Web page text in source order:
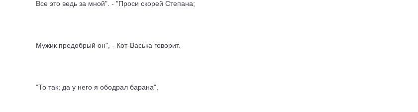
Все это ведь за мной". - "Проси скорей Степана;
Мужик предобрый он", - Кот-Васька говорит.
"То так; да у него я ободрал барана",